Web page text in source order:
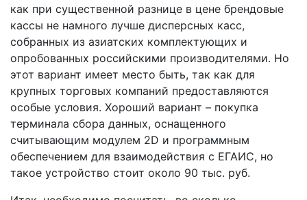
как при существенной разнице в цене брендовые
кассы не намного лучше дисперсных касс,
собранных из азиатских комплектующих и
опробованных российскими производителями. Но
этот вариант имеет место быть, так как для
крупных торговых компаний предоставляются
особые условия. Хороший вариант – покупка
терминала сбора данных, оснащенного
считывающим модулем 2D и программным
обеспечением для взаимодействия с ЕГАИС, но
такое устройство стоит около 90 тыс. руб.